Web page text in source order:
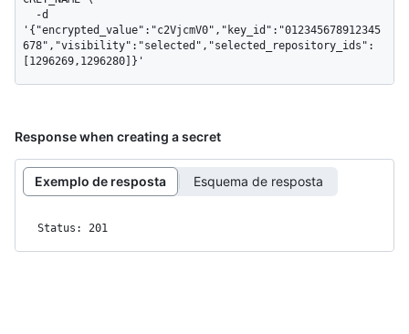
'{"encrypted_value":"c2VjcmV0","key_id":"012345678912345
678","visibility":"selected","selected_repository_ids":
[1296269,1296280]}'
Response when creating a secret
Exemplo de resposta Esquema de resposta
Status: 201